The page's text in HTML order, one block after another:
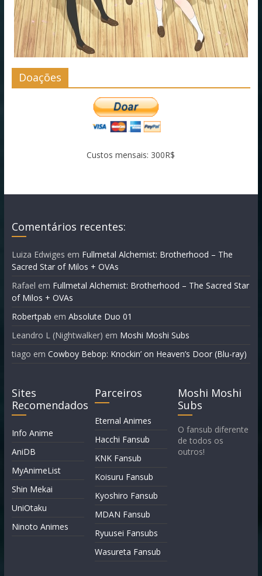
Doações
Custos mensais: 300R$
Comentários recentes:
Luiza Edwiges em Fullmetal Alchemist: Brotherhood – The
Sacred Star of Milos + OVAs
Rafael em Fullmetal Alchemist: Brotherhood – The Sacred Star
of Milos + OVAs
Robertpab em Absolute Duo 01
Leandro L (Nightwalker) em Moshi Moshi Subs
tiago em Cowboy Bebop: Knockin’ on Heaven’s Door (Blu-ray)
Sites
Recomendados
Info Anime
AniDB
MyAnimeList
Shin Mekai
UniOtaku
Ninoto Animes
Parceiros
Eternal Animes
Hacchi Fansub
KNK Fansub
Koisuru Fansub
Kyoshiro Fansub
MDAN Fansub
Ryuusei Fansubs
Wasureta Fansub
Moshi Moshi
Subs
O fansub diferente
de todos os
outros!